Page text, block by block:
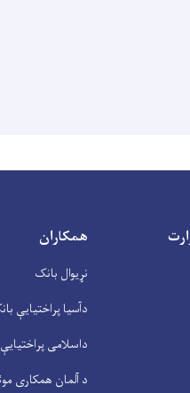
همکاران
نړیوال بانک
دآسیا پراختیايې
داسلامی
د آلمان همکاری